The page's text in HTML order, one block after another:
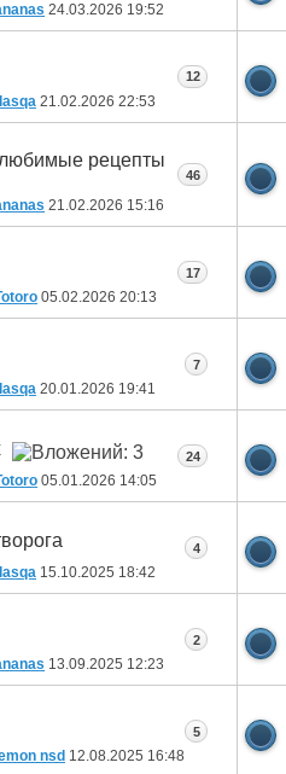
24.03.2026 19:52
21.02.2026 22:53
12
любимые рецепты
21.02.2026 15:16
46
05.02.2026 20:13
17
20.01.2026 19:41
7
05.01.2026 14:05
24
15.10.2025 18:42
4
13.09.2025 12:23
2
nsd 12.08.2025 16:48
5